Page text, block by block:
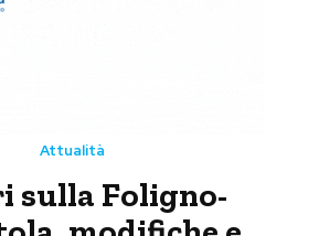
Attualità
sulla Foligno-